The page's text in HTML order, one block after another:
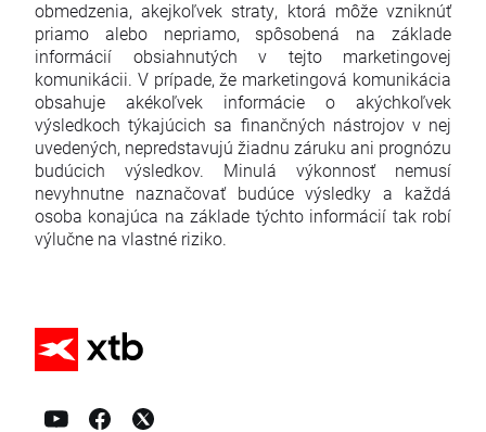
obmedzenia, akejkoľvek straty, ktorá môže vzniknúť
priamo alebo nepriamo, spôsobená na základe
informácií obsiahnutých v tejto marketingovej
komunikácii. V prípade, že marketingová komunikácia
obsahuje akékoľvek informácie o akýchkoľvek
výsledkoch týkajúcich sa finančných nástrojov v nej
uvedených, nepredstavujú žiadnu záruku ani prognózu
budúcich výsledkov. Minulá výkonnosť nemusí
nevyhnutne naznačovať budúce výsledky a každá
osoba konajúca na základe týchto informácií tak robí
výlučne na vlastné riziko.